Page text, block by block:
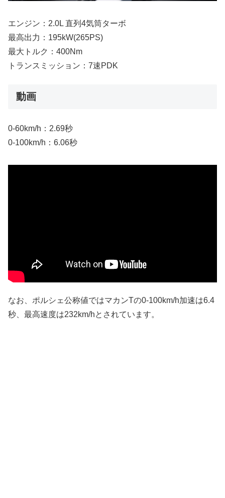
エンジン：2.0L 直列4気筒ターボ
最高出力：195kW(265PS)
最大トルク：400Nm
トランスミッション：7速PDK
動画
0-60km/h：2.69秒
0-100km/h：6.06秒
なお、ポルシェ公称値ではマカンTの0-100km/h加速は6.4
秒、最高速度は232km/hとされています。